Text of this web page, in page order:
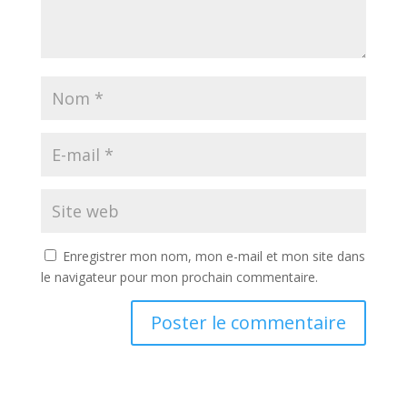
Enregistrer mon nom, mon e-mail et mon site dans
le navigateur pour mon prochain commentaire.